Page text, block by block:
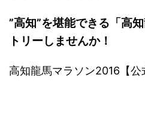
”高知”を堪能できる「高
トリーしませんか！
高知龍馬マラソン2016【公